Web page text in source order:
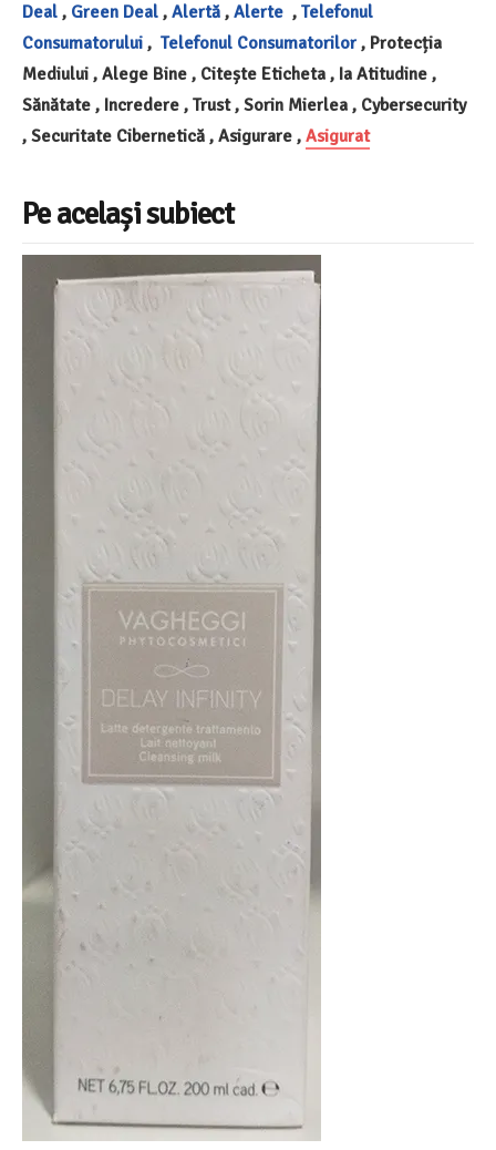
Deal , Green Deal , Alertă , Alerte , Telefonul
Consumatorului , Telefonul Consumatorilor , Protecția
Mediului , Alege Bine , Citește Eticheta , Ia Atitudine ,
Sănătate , Incredere , Trust , Sorin Mierlea , Cybersecurity
, Securitate Cibernetică , Asigurare , Asigurat
Pe același subiect